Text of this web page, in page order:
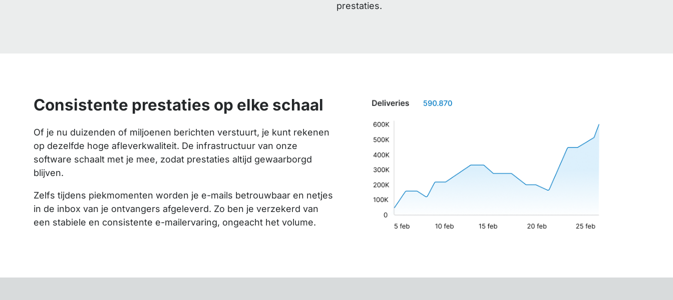
prestaties.
Consistente prestaties op elke schaal
Of je nu duizenden of miljoenen berichten verstuurt, je kunt rekenen
op dezelfde hoge afleverkwaliteit. De infrastructuur van onze
software schaalt met je mee, zodat prestaties altijd gewaarborgd
blijven.
Zelfs tijdens piekmomenten worden je e-mails betrouwbaar en netjes
in de inbox van je ontvangers afgeleverd. Zo ben je verzekerd van
een stabiele en consistente e-mailervaring, ongeacht het volume.